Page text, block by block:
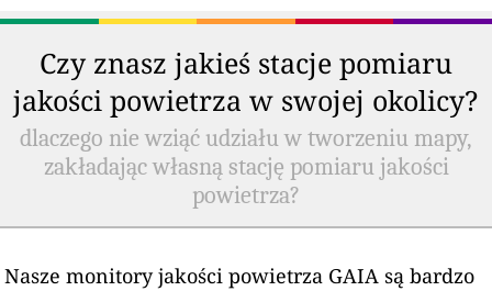
Czy znasz jakieś stacje pomiaru
jakości powietrza w swojej okolicy?
dlaczego nie wziąć udziału w tworzeniu mapy,
zakładając własną stację pomiaru jakości
powietrza?
Nasze monitory jakości powietrza GAIA są bardzo